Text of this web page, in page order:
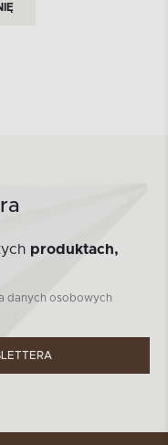
produktach,
danych osobowych